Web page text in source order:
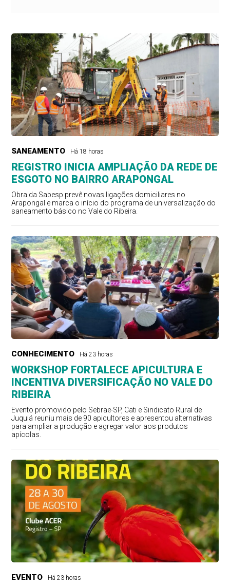
SANEAMENTO Há 18 horas
REGISTRO INICIA AMPLIAÇÃO DA REDE DE
ESGOTO NO BAIRRO ARAPONGAL
Obra da Sabesp prevê novas ligações domiciliares no
Arapongal e marca o início do programa de universalização do
saneamento básico no Vale do Ribeira.
CONHECIMENTO Há 23 horas
WORKSHOP FORTALECE APICULTURA E
INCENTIVA DIVERSIFICAÇÃO NO VALE DO
RIBEIRA
Evento promovido pelo Sebrae-SP, Cati e Sindicato Rural de
Juquiá reuniu mais de 90 apicultores e apresentou alternativas
para ampliar a produção e agregar valor aos produtos
apícolas.
EVENTO Há 23 horas